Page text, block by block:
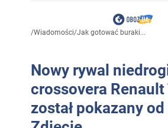
/Wiadomości/Jak gotować buraki...
Nowy rywal
crossovera Renault
został pokazany